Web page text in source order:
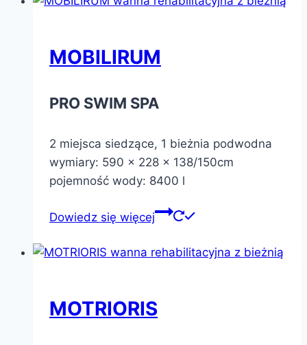
MOBILIRUM
PRO SWIM SPA
2 miejsca siedzące, 1 bieżnia podwodna
wymiary: 590 x 228 x 138/150cm
pojemność wody: 8400 l
Dowiedz się więcej
MOTRIORIS